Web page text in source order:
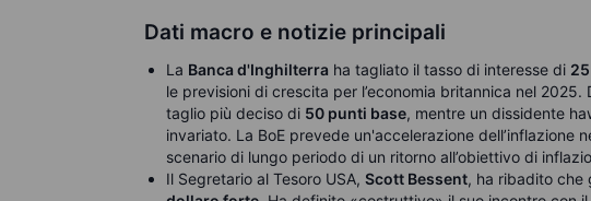
Dati macro e notizie principali
La Banca d'Inghilterra ha tagliato il tasso di interesse di
le previsioni di crescita per l’economia britannica nel
taglio più deciso di 50 punti base, mentre un dissidente
invariato. La BoE prevede un'accelerazione dell’inflazione
scenario di lungo periodo di un ritorno all’obiettivo di
Il Segretario al Tesoro USA, Scott Bessent, ha ribadito che